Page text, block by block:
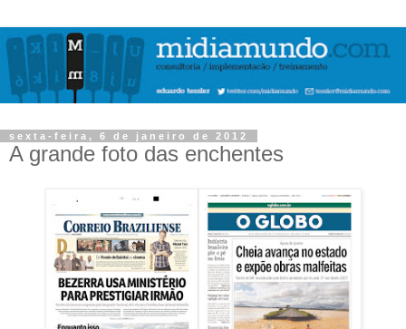
sexta-feira, 6 de janeiro de 2012
A grande foto das enchentes